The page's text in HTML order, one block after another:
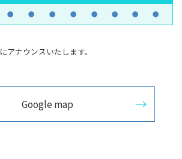
● ● ● ● ● ● ● ●
ナウンスいたします。
Google map